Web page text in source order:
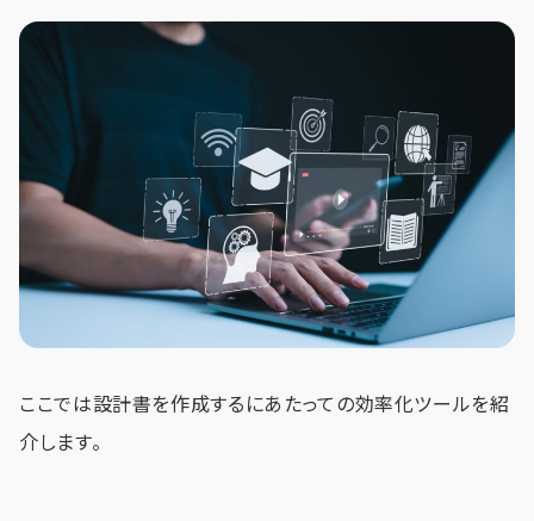
ここでは設計書を作成するにあたっての効率化ツールを紹
介します。